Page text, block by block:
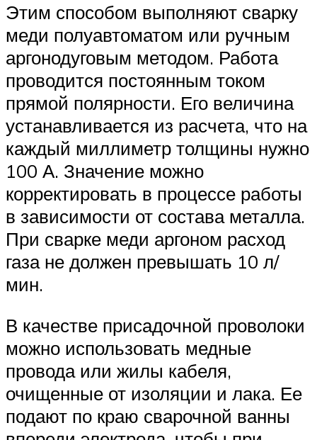
Этим способом выполняют сварку
меди полуавтоматом или ручным
аргонодуговым методом. Работа
проводится постоянным током
прямой полярности. Его величина
устанавливается из расчета, что на
каждый миллиметр толщины нужно
100 А. Значение можно
корректировать в процессе работы
в зависимости от состава металла.
При сварке меди аргоном расход
газа не должен превышать 10 л/
мин.
В качестве присадочной проволоки
можно использовать медные
провода или жилы кабеля,
очищенные от изоляции и лака. Ее
подают по краю сварочной ванны